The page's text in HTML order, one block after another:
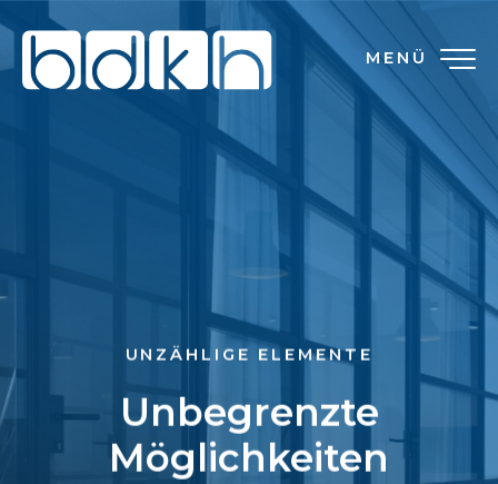
MENÜ
UNZÄHLIGE ELEMENTE
Unbegrenzte
Möglichkeiten